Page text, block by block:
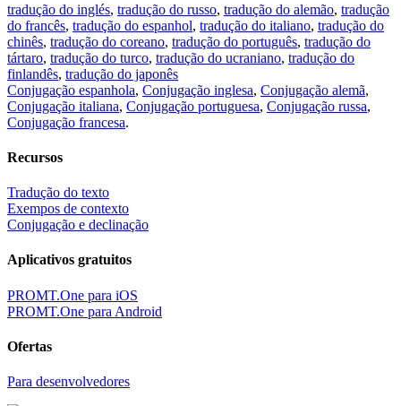
tradução do inglés, tradução do russo, tradução do alemão, tradução
do francês, tradução do espanhol, tradução do italiano, tradução do
chinês, tradução do coreano, tradução do português, tradução do
tártaro, tradução do turco, tradução do ucraniano, tradução do
finlandês, tradução do japonês
Conjugação espanhola, Conjugação inglesa, Conjugação alemã,
Conjugação italiana, Conjugação portuguesa, Conjugação russa,
Conjugação francesa.
Recursos
Tradução do texto
Exempos de contexto
Conjugação e declinação
Aplicativos gratuitos
PROMT.One para iOS
PROMT.One para Android
Ofertas
Para desenvolvedores